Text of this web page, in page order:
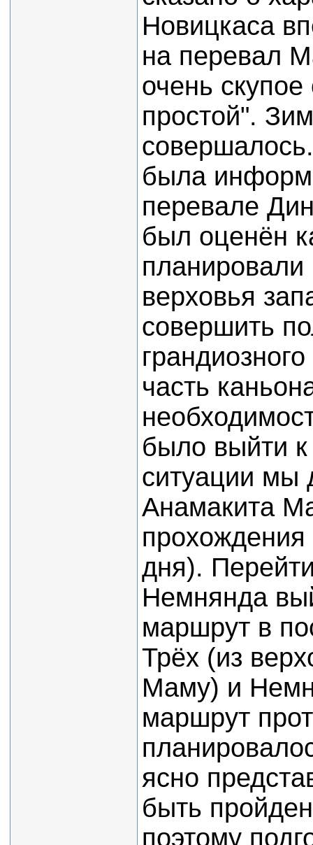
Новицкаса
на перевал
очень
простой".
была
перевале
был оценён
верховья
совершить
часть
было выйти
ситуации мы
Анамакита
дня).
Немнянда
маршрут в
Трёх (из
Маму) и
маршрут
ясно
быть
поэтому